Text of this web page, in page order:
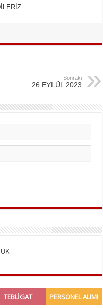
Sonraki
26 EYLÜL 2023